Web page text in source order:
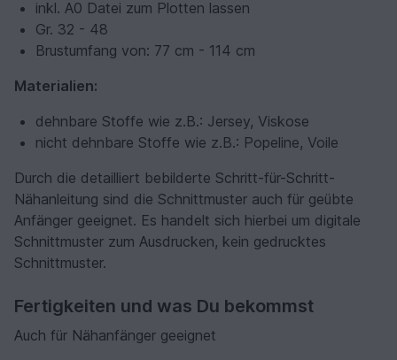
inkl. A0 Datei zum Plotten lassen
Gr. 32 - 48
Brustumfang von: 77 cm - 114 cm
Materialien:
dehnbare Stoffe wie z.B.: Jersey, Viskose
nicht dehnbare Stoffe wie z.B.: Popeline, Voile
Durch die detailliert bebilderte Schritt-für-Schritt-
Nähanleitung sind die Schnittmuster auch für geübte
Anfänger geeignet. Es handelt sich hierbei um digitale
Schnittmuster zum Ausdrucken, kein gedrucktes
Schnittmuster.
Fertigkeiten und was Du bekommst
Auch für Nähanfänger geeignet